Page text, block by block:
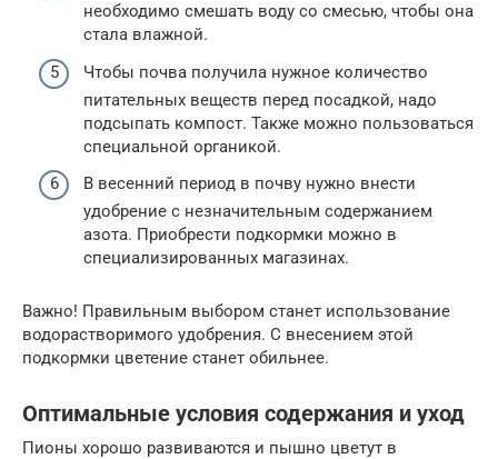
необходимо смешать воду со смесью, чтобы она
стала влажной.
Чтобы почва получила нужное количество
питательных веществ перед посадкой, надо
подсыпать компост. Также можно пользоваться
специальной органикой.
В весенний период в почву нужно внести
удобрение с незначительным содержанием
азота. Приобрести подкормки можно в
специализированных магазинах.
Важно! Правильным выбором станет использование
водорастворимого удобрения. С внесением этой
подкормки цветение станет обильнее.
Оптимальные условия содержания и уход
Пионы хорошо развиваются и пышно цветут в